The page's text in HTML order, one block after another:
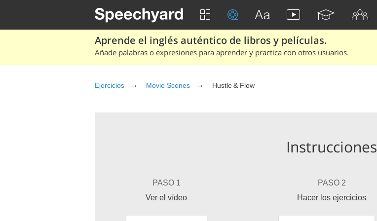
Aprende el inglés auténtico de libros y películas.
Añade palabras o expresiones para aprender y practica con otros usuarios.
Ejercicios Movie Scenes Hustle & Flow
Instrucciones
PASO 1
Ver el vídeo
PASO 2
Hacer los ejercicios